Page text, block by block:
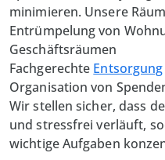
minimieren. Unsere
Entrümpelung von
Geschäftsräumen
Fachgerechte Entsorgung
Organisation von
Wir stellen sicher, dass
und stressfrei verläuft,
wichtige Aufgaben